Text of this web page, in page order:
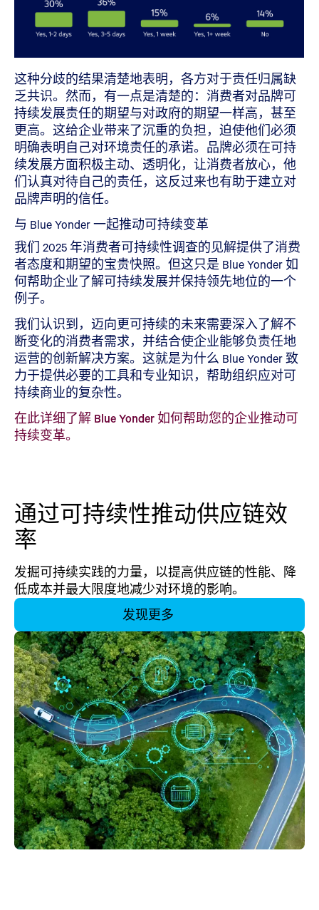
这种分歧的结果清楚地表明，各方对于责任归属缺
乏共识。然而，有一点是清楚的：消费者对品牌可
持续发展责任的期望与对政府的期望一样高，甚至
更高。这给企业带来了沉重的负担，迫使他们必须
明确表明自己对环境责任的承诺。品牌必须在可持
续发展方面积极主动、透明化，让消费者放心，他
们认真对待自己的责任，这反过来也有助于建立对
品牌声明的信任。
与 Blue Yonder 一起推动可持续变革
我们 2025 年消费者可持续性调查的见解提供了消费
者态度和期望的宝贵快照。但这只是 Blue Yonder 如
何帮助企业了解可持续发展并保持领先地位的一个
例子。
我们认识到，迈向更可持续的未来需要深入了解不
断变化的消费者需求，并结合使企业能够负责任地
运营的创新解决方案。这就是为什么 Blue Yonder 致
力于提供必要的工具和专业知识，帮助组织应对可
持续商业的复杂性。
在此详细了解 Blue Yonder 如何帮助您的企业推动可
持续变革。
通过可持续性推动供应链效
率
发掘可持续实践的力量，以提高供应链的性能、降
低成本并最大限度地减少对环境的影响。
发现更多